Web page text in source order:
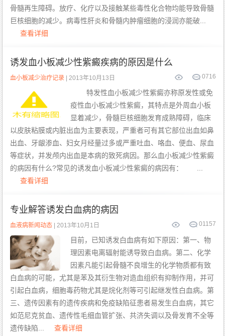
骨髓再生障碍。放疗、化疗以及接触某些毒性化合物均能导致骨髓
巨核细胞的减少。病毒性肝炎和骨髓内肿瘤细胞的浸润亦能破...
查看详细
诱发血小板减少性紫癜疾病的原因是什么
716
0
血小板减少治疗记录 | 2013年10月13日
特发性血小板减少性紫癜亦称原发性或免
疫性血小板减少性紫癜，其特点是外周血小板
显着减少，骨髓巨核细胞发育成熟障碍，临床
以皮肤粘膜或内脏出血为主要表现，严重者可有其它部位出血如鼻
出血、牙龈渗血、妇女月经量过多或严重吐血、咯血、便血、尿血
等症状，并发颅内出血是本病的致死病因。那么血小板减少性紫癜
的病因有什么?常见的诱发血小板减少性紫癜的病因有： ...
查看详细
专业解答诱发白血病的病因
1157
0
血液病新闻动态 | 2013年10月1日
目前，已知诱发白血病有如下原因：第一、物
理因素电离辐射能诱导致白血病。第二、化学
因素凡能引起骨髓不良增生的化学物质都有致
白血病的可能，尤其是苯及其衍生物对造血组织有抑制作用，并可
引起白血病，细胞毒药物尤其是烷化剂等可引起继发性白血病。第
三、遗传因素有的遗传疾病和免疫缺陷征患者易发生白血病，其它
如范尼克贫血、遗传性毛细血管扩张、共济失调以及骨发育不全等
遗传缺陷...
查看详细